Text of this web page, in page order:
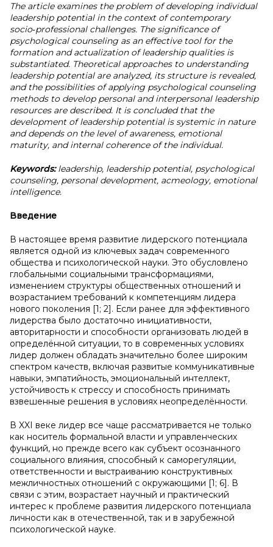
The article examines the problem of developing individual
leadership potential in the context of contemporary
socio‑professional challenges. The significance of
psychological counseling as an effective tool for the
formation and actualization of leadership qualities is
substantiated. Theoretical approaches to understanding
leadership potential are analyzed, its structure is revealed,
and the possibilities of applying psychological counseling
methods to develop personal and interpersonal leadership
resources are described. It is concluded that the
development of leadership potential is systemic in nature
and depends on the level of awareness, emotional
maturity, and internal coherence of the individual.
Keywords:leadership, leadership potential, psychological
counseling, personal development, acmeology, emotional
intelligence.
Введение
В настоящее время развитие лидерского потенциала
является одной из ключевых задач современного
общества и психологической науки. Это обусловлено
глобальными социальными трансформациями,
изменением структуры общественных отношений и
возрастанием требований к компетенциям лидера
нового поколения [1; 2]. Если ранее для эффективного
лидерства было достаточно инициативности,
авторитарности и способности организовать людей в
определённой ситуации, то в современных условиях
лидер должен обладать значительно более широким
спектром качеств, включая развитые коммуникативные
навыки, эмпатийность, эмоциональный интеллект,
устойчивость к стрессу и способность принимать
взвешенные решения в условиях неопределённости.
В XXI веке лидер все чаще рассматривается не только
как носитель формальной власти и управленческих
функций, но прежде всего как субъект осознанного
социального влияния, способный к саморегуляции,
ответственности и выстраиванию конструктивных
межличностных отношений с окружающими [1; 6]. В
связи с этим, возрастает научный и практический
интерес к проблеме развития лидерского потенциала
личности как в отечественной, так и в зарубежной
психологической науке.